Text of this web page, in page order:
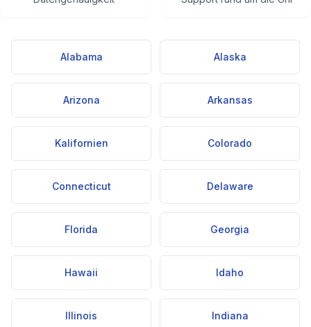
Alabama Alaska
Arizona Arkansas
Kalifornien Colorado
Connecticut Delaware
Florida Georgia
Hawaii Idaho
Illinois Indiana